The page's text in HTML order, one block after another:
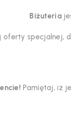
Biżuteria
oferty specjalnej,
Pamiętaj, iż